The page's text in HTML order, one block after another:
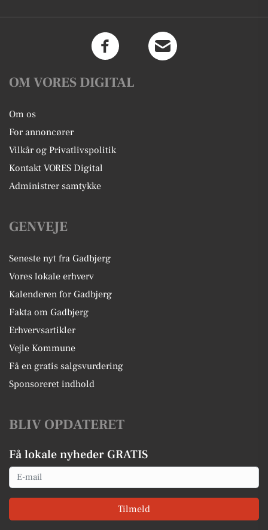
OM VORES DIGITAL
Om os
For annoncører
Vilkår og Privatlivspolitik
Kontakt VORES Digital
Administrer samtykke
GENVEJE
Seneste nyt fra Gadbjerg
Vores lokale erhverv
Kalenderen for Gadbjerg
Fakta om Gadbjerg
Erhvervsartikler
Vejle Kommune
Få en gratis salgsvurdering
Sponsoreret indhold
BLIV OPDATERET
Få lokale nyheder GRATIS
Email
Tilmeld